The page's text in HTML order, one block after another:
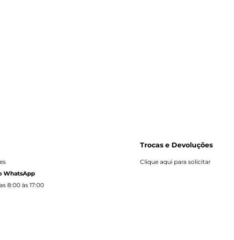
WhatsApp
8:00 às 17:00
Trocas e Devoluções
Clique aqui para solicitar